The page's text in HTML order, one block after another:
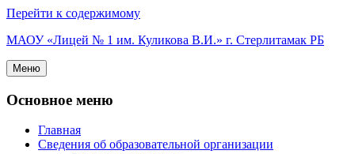
Перейти к содержимому
МАОУ «Лицей № 1 им. Куликова В.И.» г. Стерлитамак РБ
Меню
Основное меню
Главная
Сведения об образовательной организации